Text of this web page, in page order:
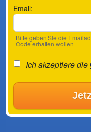
Email:
Bitte geben SIe die
Code erhalten wollen
Ich akzeptiere die